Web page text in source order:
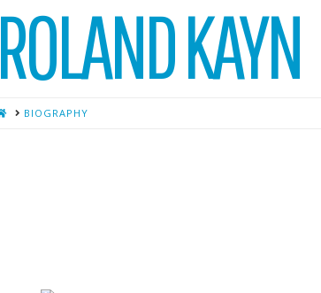
ROLAND KAYN
HOMEBIOGRAPHY